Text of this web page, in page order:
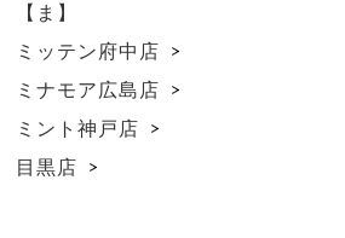
【ま】
ミッテン府中店
ミナモア広島店
ミント神戸店
目黒店